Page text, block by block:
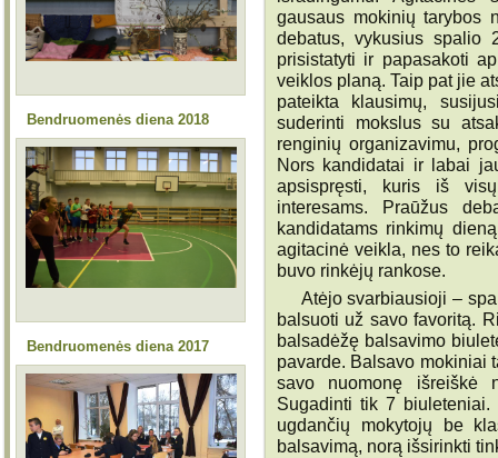
Bendruomenės diena 2018
Bendruomenės diena 2017
gausaus mokinių tarybos
debatus, vykusius spalio
prisistatyti ir papasakoti
veiklos planą. Taip pat jie
pateikta klausimų,
suderinti mokslus su
renginių organizavimu,
Nors kandidatai ir labai
apsispręsti, kuris iš
interesams. Praūžus
kandidatams rinkimų
agitacinė veikla, nes to
buvo rinkėjų rankose.
Atėjo svarbiausioji –
balsuoti už savo favoritą.
balsadėžę balsavimo
pavarde. Balsavo mokiniai
savo nuomonę išreiškė
Sugadinti tik 7
ugdančių mokytojų be
balsavimą, norą išsirinkti